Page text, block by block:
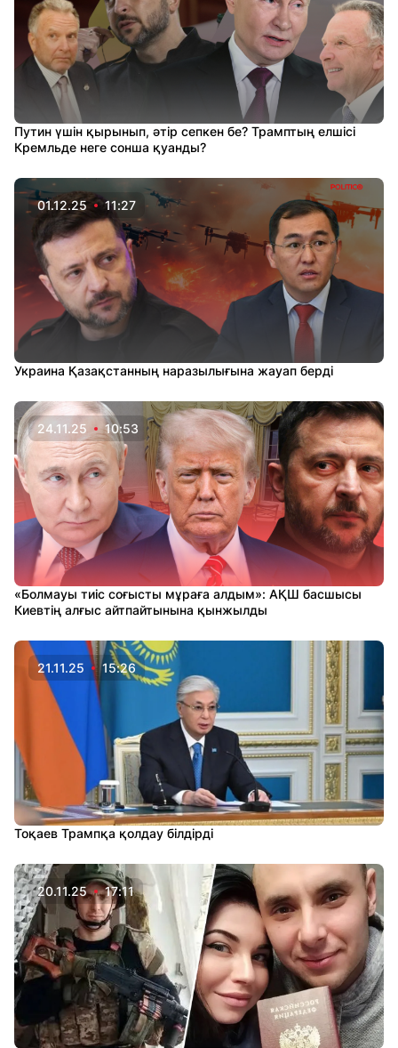
Путин үшін қырынып, әтір сепкен бе? Трамптың елшісі
Кремльде неге сонша қуанды?
01.12.25 11:27
Украина Қазақстанның наразылығына жауап берді
24.11.25 10:53
«Болмауы тиіс соғысты мұраға алдым»: АҚШ басшысы
Киевтің алғыс айтпайтынына қынжылды
21.11.25 15:26
Тоқаев Трампқа қолдау білдірді
20.11.25 17:11